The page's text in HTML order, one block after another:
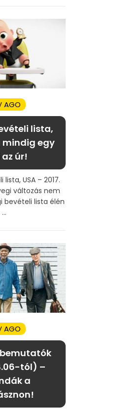
AGO
lista,
mindig egy
úr!
USA – 2017.
változás nem
bevételi lista élén
...
AGO
tól) –
a